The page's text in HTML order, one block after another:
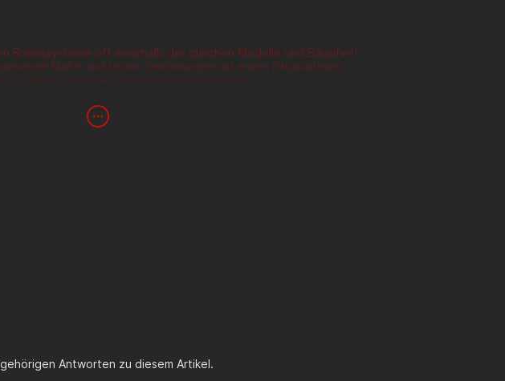
Bremssysteme oft innerhalb der gleichen Modelle und Baujahre!
Maße und techn. Zeichnungen mit euren Originalteilen
zu gehen, dass die bestellten Artikel passen.
Antworten zu diesem Artikel.